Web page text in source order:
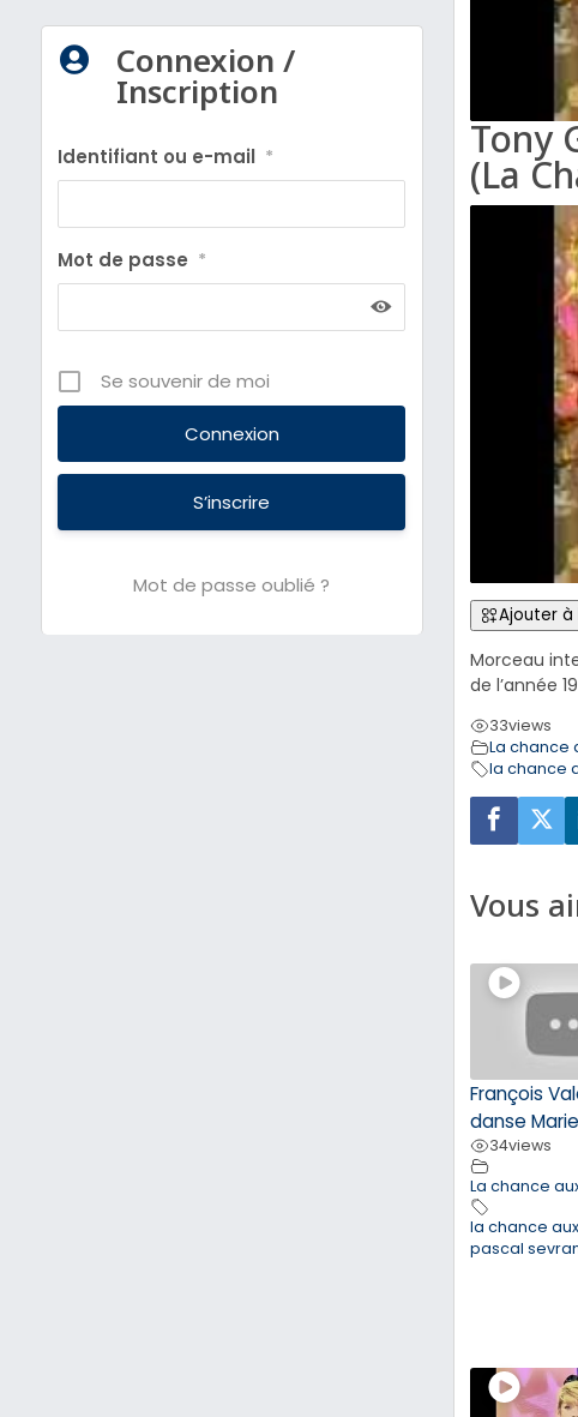
 Connexion /
Inscription
Identifiant ou e-mail *
Mot de passe *
Se souvenir de moi
S’inscrire
Mot de passe oublié ?
Tony
(La
Ajouter
Morceau
de l’année
33views
La chance
la chance
Vous
François
danse Marie
34views
La chance
la chance
pascal